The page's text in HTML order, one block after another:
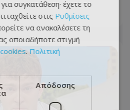
συγκατάθεση· έχετε το
στις Ρυθμίσεις
να ανακαλέσετε τη
οποιαδήποτε στιγμή
. Πολιτική
Απόδοσης